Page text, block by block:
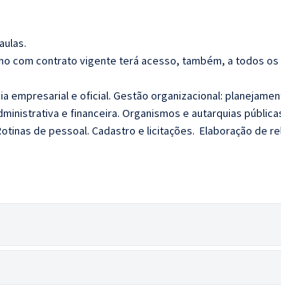
com contrato vigente terá acesso, também, a todos
empresarial e oficial. Gestão organizacional:
e financeira. Organismos e autarquias
de pessoal. Cadastro e licitações. Elaboração de